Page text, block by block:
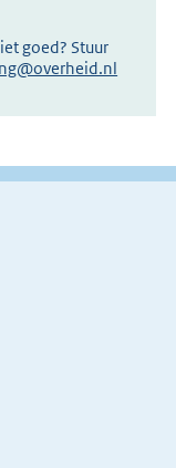
goed? Stuur